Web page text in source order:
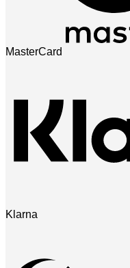
MasterCard
Klarna